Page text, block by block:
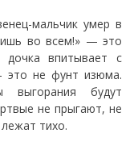
мальчик умер в
во всем!» — это
дочка впитывает с
это не фунт изюма.
будут
не прыгают, не
тихо.